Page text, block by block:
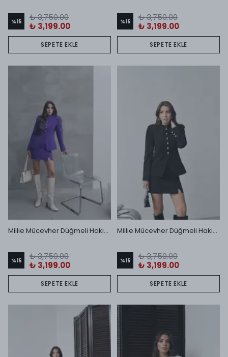
%15
₺ 3,750.00
₺ 3,199.00
SEPETE EKLE
%15
₺ 3,750.00
₺ 3,199.00
SEPETE EKLE
Millie Mücevher Düğmeli Hakim Yakalı Mini Etek Takım Mor
%15
₺ 3,750.00
₺ 3,199.00
SEPETE EKLE
Millie Mücevher Düğmeli Hakim Yakalı Mini Etek Takım Siyah
%15
₺ 3,750.00
₺ 3,199.00
SEPETE EKLE